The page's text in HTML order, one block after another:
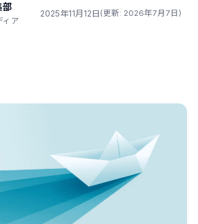
部
ィア
2025年11月12日(更新: 2026年7月7日)